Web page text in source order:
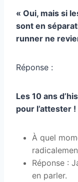
« Oui, mais si
sont en
runner ne
Réponse :
Les 10 ans
pour l’attester !
À quel
Réponse :
en parler.